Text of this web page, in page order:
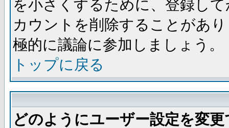
を小さくするために、登録し
カウントを削除することがあ
極的に議論に参加しましょう。
トップに戻る
どのようにユーザー設定を変